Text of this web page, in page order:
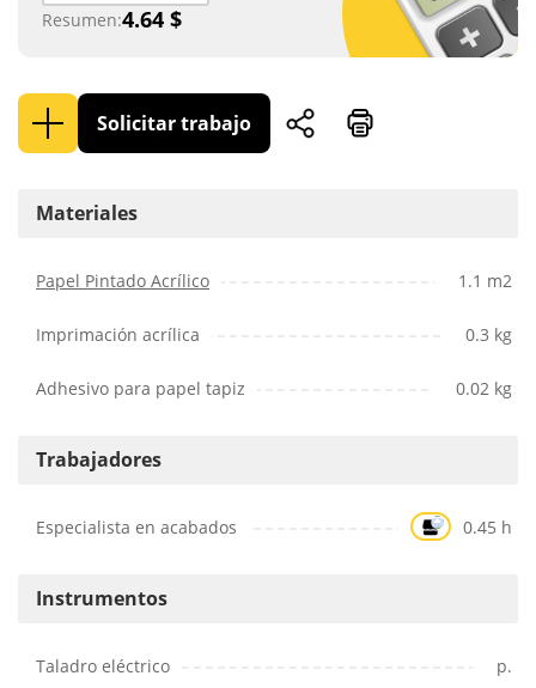
Materiales
Papel Pintado Acrílico 1.1 m2
Imprimación acrílica 0.3 kg
Adhesivo para papel tapiz 0.02 kg
Trabajadores
Especialista en acabados 0.45 h
Instrumentos
Taladro eléctrico p.
Resumen:4.64 $
Solicitar trabajo